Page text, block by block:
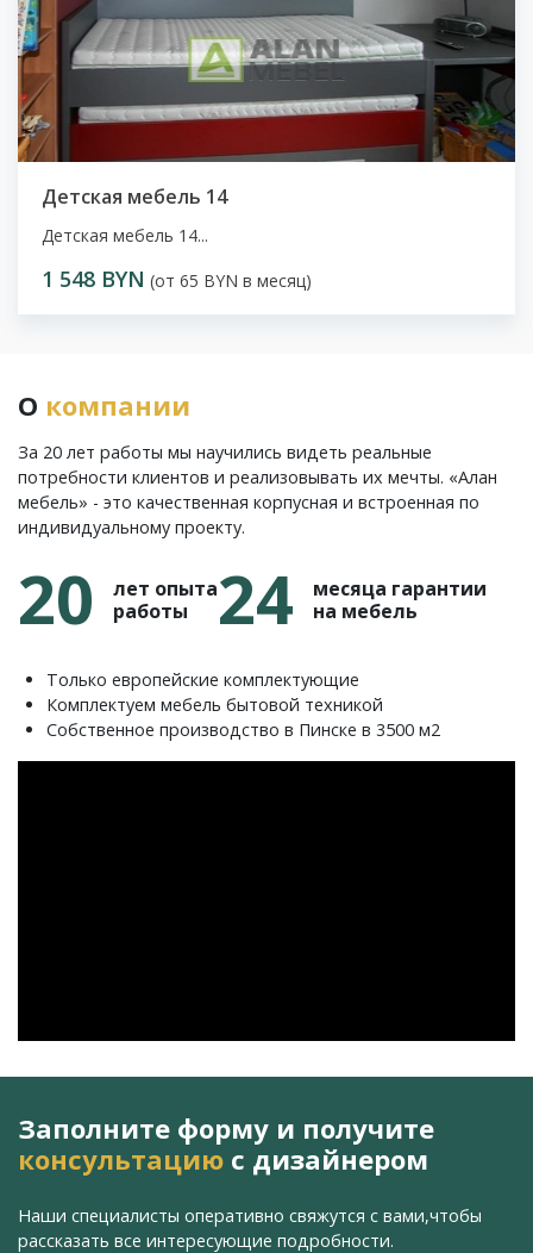
Детская мебель 14
Детская мебель 14...
1 548 BYN (от 65 BYN в месяц)
О компании
За 20 лет работы мы научились видеть реальные
потребности клиентов и реализовывать их мечты. «Алан
мебель» - это качественная корпусная и встроенная по
индивидуальному проекту.
20
лет опыта
работы
24
месяца гарантии
на мебель
Только европейские комплектующие
Комплектуем мебель бытовой техникой
Собственное производство в Пинске в 3500 м2
Заполните форму и получите
консультацию с дизайнером
Наши специалисты оперативно свяжутся с вами,чтобы
рассказать все интересующие подробности.